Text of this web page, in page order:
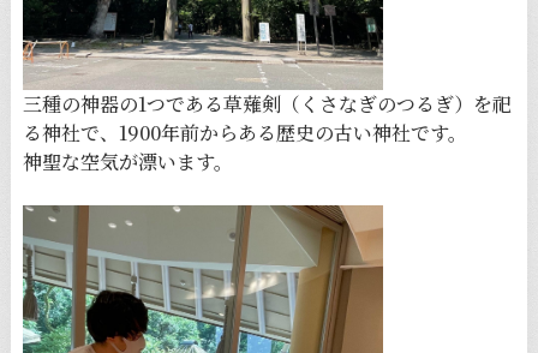
三種の神器の1つである草薙剣（くさなぎのつるぎ）を祀
る神社で、1900年前からある歴史の古い神社です。
神聖な空気が漂います。